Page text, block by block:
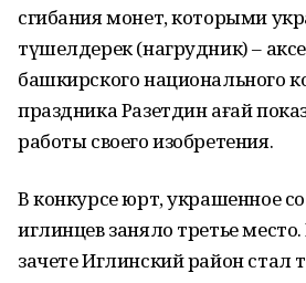
сгибания монет, которыми
түшелдерек (нагрудник) –
башкирского национального
праздника Разетдин ағай
работы своего изобретения.
В конкурсе юрт, украшенное
иглинцев заняло третье
зачете Иглинский район стал